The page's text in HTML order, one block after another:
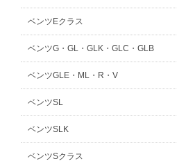
ベンツEクラス
ベンツG・GL・GLK・GLC・GLB
ベンツGLE・ML・R・V
ベンツSL
ベンツSLK
ベンツSクラス